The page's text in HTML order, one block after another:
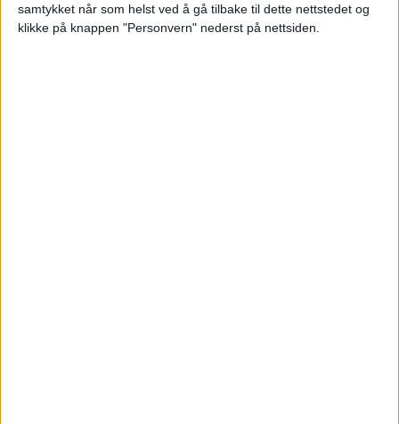
samtykket når som helst ved å gå tilbake til dette nettstedet og
klikke på knappen "Personvern" nederst på nettsiden.